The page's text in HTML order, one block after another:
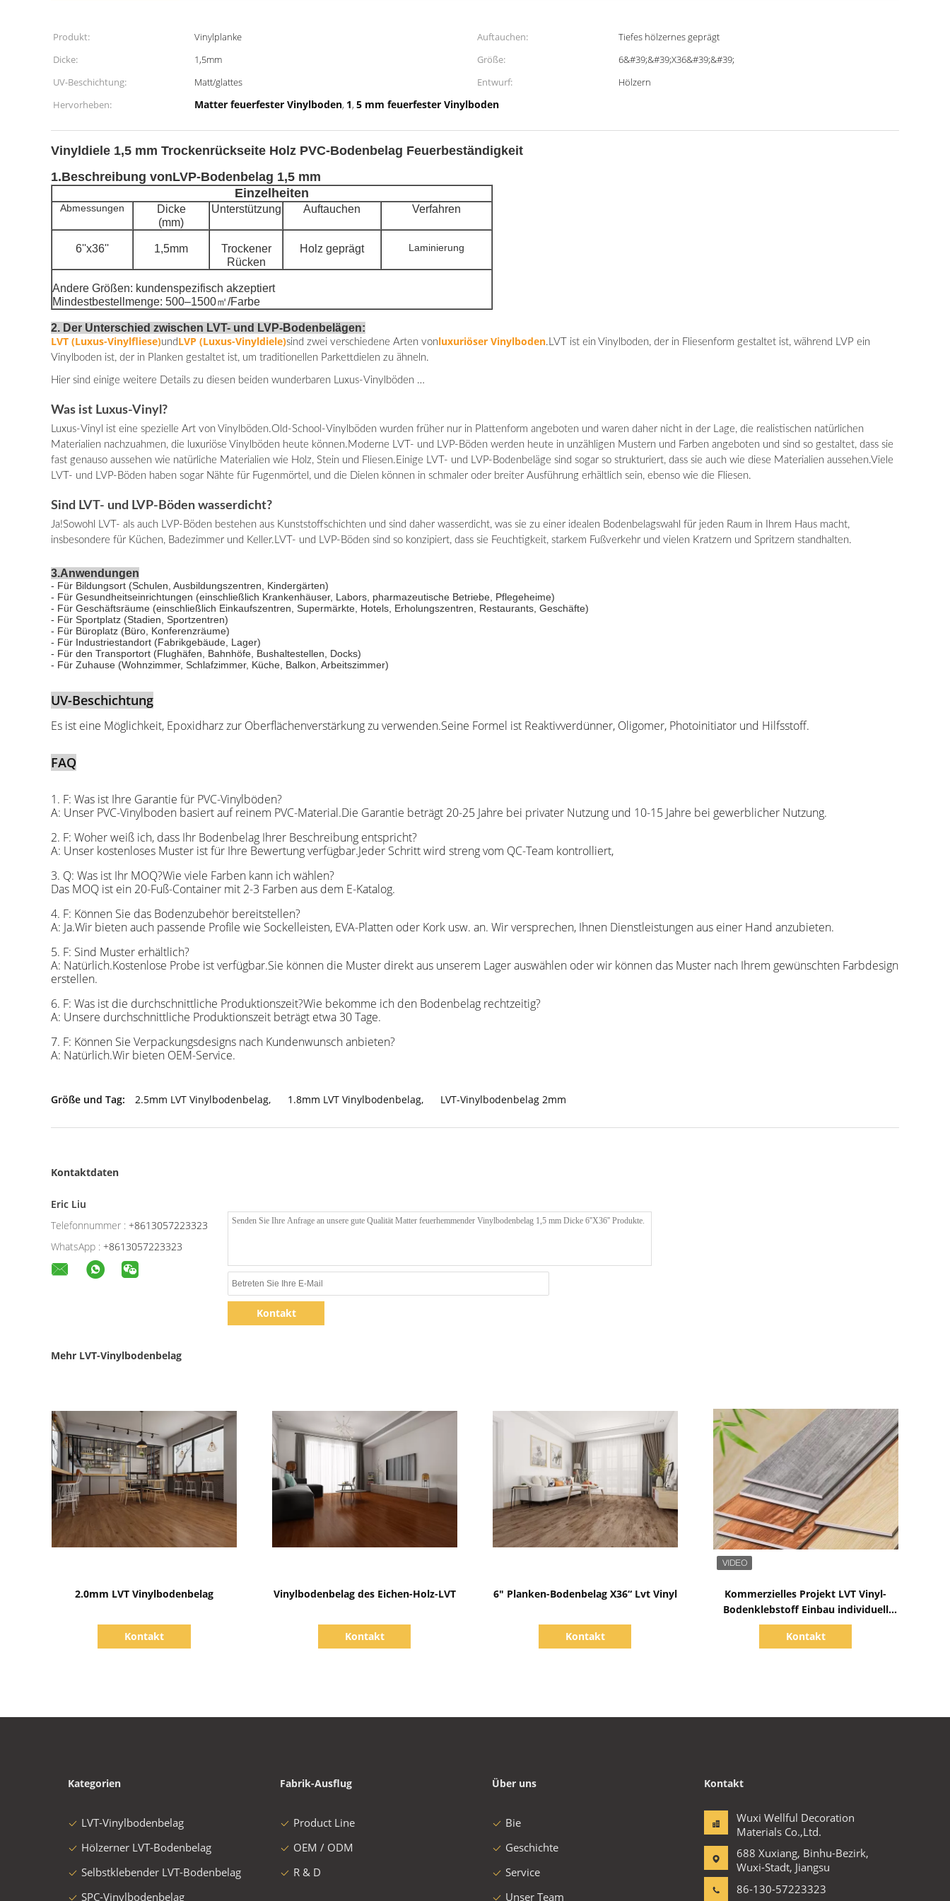
Produkt: Vinylplanke Auftauchen:
Tiefes hölzernes geprägt
Dicke:
1,5mm Größe:
6&#39;&#39;X36&#39;&#39;
UV-Beschichtung:
Matt/glattes Entwurf:
Hölzern
Hervorheben:
Matter feuerfester Vinylboden, 1, 5 mm feuerfester Vinylboden
Vinyldiele 1,5 mm Trockenrückseite Holz PVC-Bodenbelag Feuerbeständigkeit
1.Beschreibung vonLVP-Bodenbelag 1,5 mm
Einzelheiten
Abmessungen
Dicke
(mm)
Unterstützung Auftauchen Verfahren
6''x36'' 1,5mm
Trockener
Rücken
Holz geprägt Laminierung
Andere Größen: kundenspezifisch akzeptiert
Mindestbestellmenge: 500–1500㎡/Farbe
2. Der Unterschied zwischen LVT- und LVP-Bodenbelägen:
LVT (Luxus-Vinylfliese)undLVP (Luxus-Vinyldiele)sind zwei verschiedene Arten vonluxuriöser Vinylboden.LVT ist ein Vinylboden, der in Fliesenform gestaltet ist, während LVP ein
Vinylboden ist, der in Planken gestaltet ist, um traditionellen Parkettdielen zu ähneln.
Hier sind einige weitere Details zu diesen beiden wunderbaren Luxus-Vinylböden …
Was ist Luxus-Vinyl?
Luxus-Vinyl ist eine spezielle Art von Vinylböden.Old-School-Vinylböden wurden früher nur in Plattenform angeboten und waren daher nicht in der Lage, die realistischen natürlichen
Materialien nachzuahmen, die luxuriöse Vinylböden heute können.Moderne LVT- und LVP-Böden werden heute in unzähligen Mustern und Farben angeboten und sind so gestaltet, dass sie
fast genauso aussehen wie natürliche Materialien wie Holz, Stein und Fliesen.Einige LVT- und LVP-Bodenbeläge sind sogar so strukturiert, dass sie auch wie diese Materialien aussehen.Viele
LVT- und LVP-Böden haben sogar Nähte für Fugenmörtel, und die Dielen können in schmaler oder breiter Ausführung erhältlich sein, ebenso wie die Fliesen.
Sind LVT- und LVP-Böden wasserdicht?
Ja!Sowohl LVT- als auch LVP-Böden bestehen aus Kunststoffschichten und sind daher wasserdicht, was sie zu einer idealen Bodenbelagswahl für jeden Raum in Ihrem Haus macht,
insbesondere für Küchen, Badezimmer und Keller.LVT- und LVP-Böden sind so konzipiert, dass sie Feuchtigkeit, starkem Fußverkehr und vielen Kratzern und Spritzern standhalten.
3.Anwendungen
- Für Bildungsort (Schulen, Ausbildungszentren, Kindergärten)
- Für Gesundheitseinrichtungen (einschließlich Krankenhäuser, Labors, pharmazeutische Betriebe, Pflegeheime)
- Für Geschäftsräume (einschließlich Einkaufszentren, Supermärkte, Hotels, Erholungszentren, Restaurants, Geschäfte)
- Für Sportplatz (Stadien, Sportzentren)
- Für Büroplatz (Büro, Konferenzräume)
- Für Industriestandort (Fabrikgebäude, Lager)
- Für den Transportort (Flughäfen, Bahnhöfe, Bushaltestellen, Docks)
- Für Zuhause (Wohnzimmer, Schlafzimmer, Küche, Balkon, Arbeitszimmer)
UV-Beschichtung
Es ist eine Möglichkeit, Epoxidharz zur Oberflächenverstärkung zu verwenden.Seine Formel ist Reaktivverdünner, Oligomer, Photoinitiator und Hilfsstoff.
FAQ
1. F: Was ist Ihre Garantie für PVC-Vinylböden?
A: Unser PVC-Vinylboden basiert auf reinem PVC-Material.Die Garantie beträgt 20-25 Jahre bei privater Nutzung und 10-15 Jahre bei gewerblicher Nutzung.
2. F: Woher weiß ich, dass Ihr Bodenbelag Ihrer Beschreibung entspricht?
A: Unser kostenloses Muster ist für Ihre Bewertung verfügbar.Jeder Schritt wird streng vom QC-Team kontrolliert,
3. Q: Was ist Ihr MOQ?Wie viele Farben kann ich wählen?
Das MOQ ist ein 20-Fuß-Container mit 2-3 Farben aus dem E-Katalog.
4. F: Können Sie das Bodenzubehör bereitstellen?
A: Ja.Wir bieten auch passende Profile wie Sockelleisten, EVA-Platten oder Kork usw. an. Wir versprechen, Ihnen Dienstleistungen aus einer Hand anzubieten.
5. F: Sind Muster erhältlich?
A: Natürlich.Kostenlose Probe ist verfügbar.Sie können die Muster direkt aus unserem Lager auswählen oder wir können das Muster nach Ihrem gewünschten Farbdesign
erstellen.
6. F: Was ist die durchschnittliche Produktionszeit?Wie bekomme ich den Bodenbelag rechtzeitig?
A: Unsere durchschnittliche Produktionszeit beträgt etwa 30 Tage.
7. F: Können Sie Verpackungsdesigns nach Kundenwunsch anbieten?
A: Natürlich.Wir bieten OEM-Service.
Größe und Tag: 2.5mm LVT Vinylbodenbelag, 1.8mm LVT Vinylbodenbelag, LVT-Vinylbodenbelag 2mm
Kontaktdaten
Eric Liu
Telefonnummer : +8613057223323
WhatsApp : +8613057223323
Kontakt
Mehr LVT-Vinylbodenbelag
2.0mm LVT Vinylbodenbelag
Kontakt
Vinylbodenbelag des Eichen-Holz-LVT
Kontakt
6" Planken-Bodenbelag X36“ Lvt Vinyl
Kontakt
Kommerzielles Projekt LVT Vinyl-
Bodenklebstoff Einbau individuell
angepasste Dicke
Kontakt
Kategorien
LVT-Vinylbodenbelag
Hölzerner LVT-Bodenbelag
Selbstklebender LVT-Bodenbelag
SPC-Vinylbodenbelag
Fabrik-Ausflug
Product Line
OEM / ODM
R & D
Über uns
Bie
Geschichte
Service
Unser Team
Kontakt
Wuxi Wellful Decoration
Materials Co.,Ltd.
688 Xuxiang, Binhu-Bezirk,
Wuxi-Stadt, Jiangsu
86-130-57223323